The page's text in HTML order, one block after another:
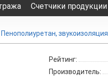
Счетчики продукции
Пенополиуретан, звукоизоляция.
Рейтинг:
Производитель: